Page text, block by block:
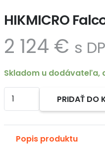
HIKMICRO
2 124 € s
Skladom u dodávateľa,
množstvo
HIKMICRO
FQ35
PRIDAŤ DO
Alternative:
Popis produktu